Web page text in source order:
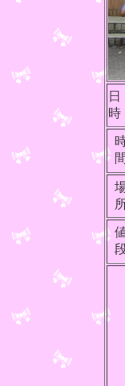
日
時
間